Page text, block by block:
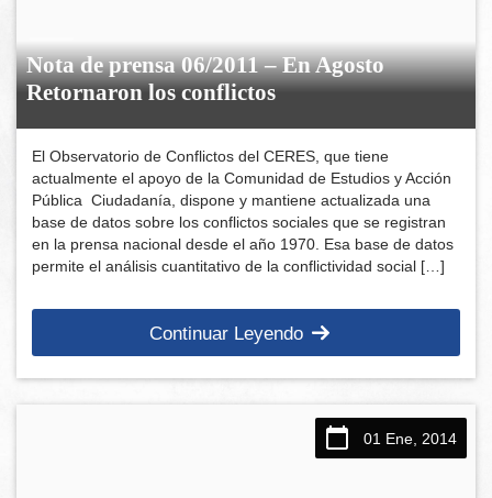
Nota de prensa 06/2011 – En Agosto
Retornaron los conflictos
El Observatorio de Conflictos del CERES, que tiene
actualmente el apoyo de la Comunidad de Estudios y Acción
Pública Ciudadanía, dispone y mantiene actualizada una
base de datos sobre los conflictos sociales que se registran
en la prensa nacional desde el año 1970. Esa base de datos
permite el análisis cuantitativo de la conflictividad social […]
Continuar Leyendo
01 Ene, 2014